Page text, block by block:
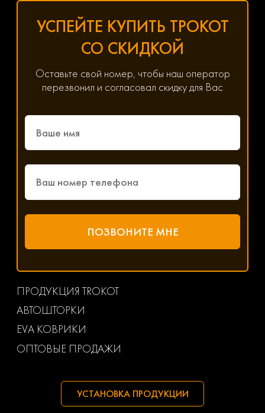
УСПЕЙТЕ КУПИТЬ ТРОКОТ
СО СКИДКОЙ
Оставьте свой номер, чтобы наш оператор
перезвонил и согласовал скидку для Вас
ПРОДУКЦИЯ TROKOT
АВТОШТОРКИ
EVA КОВРИКИ
ОПТОВЫЕ ПРОДАЖИ
УСТАНОВКА ПРОДУКЦИИ